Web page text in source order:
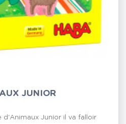
JUNIOR
Junior il va falloir